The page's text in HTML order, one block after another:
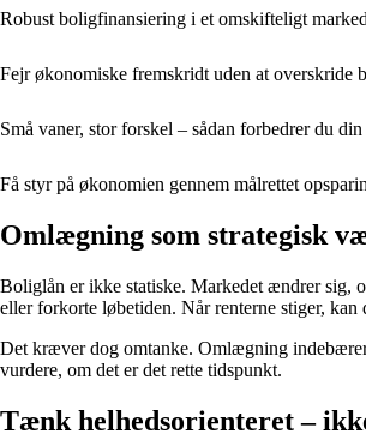
Robust boligfinansiering i et omskifteligt marked
Fejr økonomiske fremskridt uden at overskride
Små vaner, stor forskel – sådan forbedrer du
Få styr på økonomien gennem målrettet
Omlægning som strategisk
Boliglån er ikke statiske. Markedet ændrer sig,
eller forkorte løbetiden. Når renterne stiger,
Det kræver dog omtanke. Omlægning
vurdere, om det er det rette tidspunkt.
Tænk helhedsorienteret –